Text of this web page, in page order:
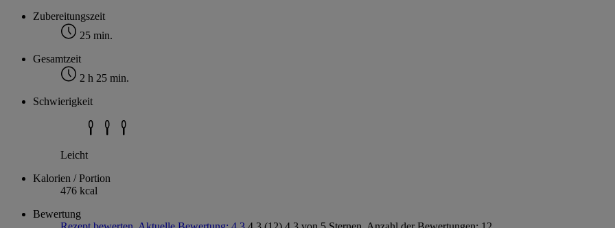
Zubereitungszeit
25 min.
Gesamtzeit
2 h 25 min.
Schwierigkeit
Leicht
Kalorien / Portion
476 kcal
Bewertung